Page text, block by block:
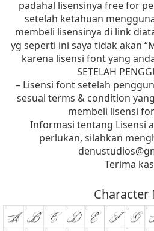
padahal lisensinya free for
setelah ketahuan
membeli lisensinya di link
yg seperti ini saya tidak akan
karena lisensi font yang
SETELAH
– Lisensi font setelah
sesuai terms & condition
membeli lisensi
Informasi tentang Lisensi
perlukan, silahkan
Terima
Character